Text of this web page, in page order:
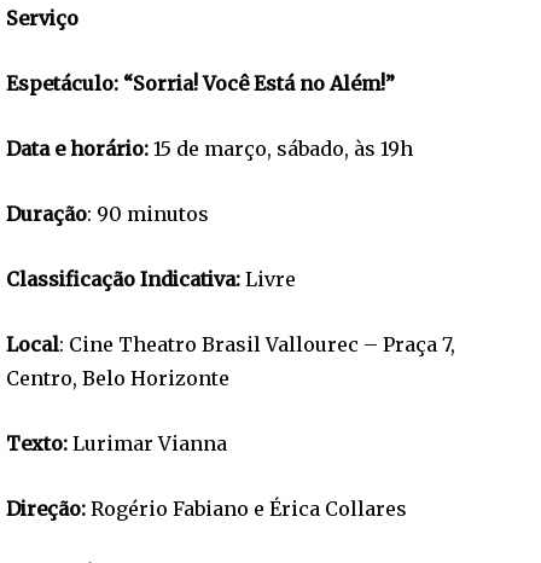
Serviço
Espetáculo: “Sorria! Você Está no Além!”
Data e horário: 15 de março, sábado, às 19h
Duração: 90 minutos
Classificação Indicativa: Livre
Local: Cine Theatro Brasil Vallourec – Praça 7,
Centro, Belo Horizonte
Texto: Lurimar Vianna
Direção: Rogério Fabiano e Érica Collares